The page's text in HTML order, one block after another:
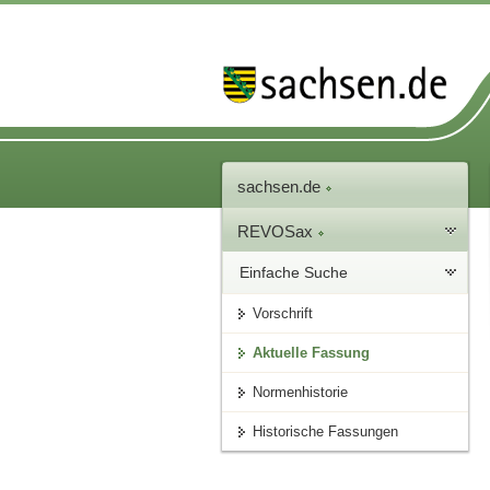
sachsen.de
REVOSax
Einfache Suche
Vorschrift
Aktuelle Fassung
Normenhistorie
Historische Fassungen